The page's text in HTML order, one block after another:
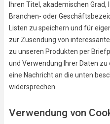
Ihren Titel, akademischen
Branchen- oder
Listen zu speichern und für
zur Zusendung von
zu unseren Produkten per
und Verwendung Ihrer Daten
eine Nachricht an die unten
widersprechen.
Verwendung von